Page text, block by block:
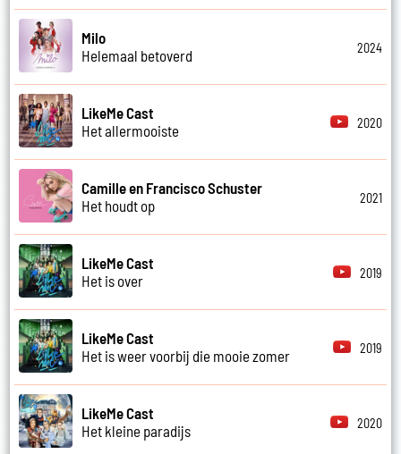
Milo
Helemaal betoverd
2024
LikeMe Cast
Het allermooiste
2020
Camille en Francisco Schuster
Het houdt op
2021
LikeMe Cast
Het is over
2019
LikeMe Cast
Het is weer voorbij die mooie zomer
2019
LikeMe Cast
Het kleine paradijs
2020